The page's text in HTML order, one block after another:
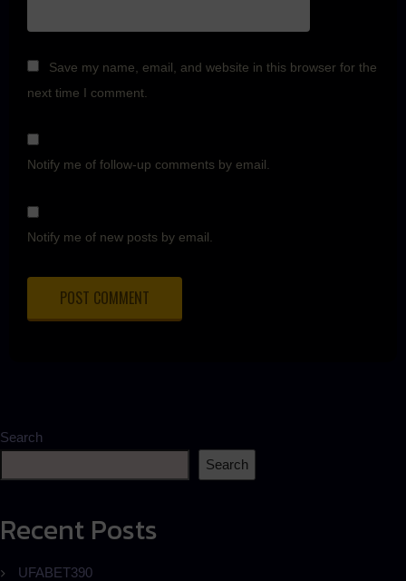
Save my name, email, and website in this browser for the
next time I comment.
Notify me of follow-up comments by email.
Notify me of new posts by email.
Search
Search
Recent Posts
UFABET390